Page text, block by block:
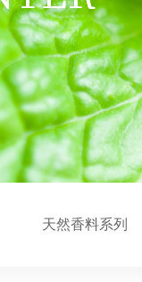
天然香料系列